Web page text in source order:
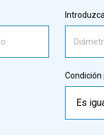
Condición
Es